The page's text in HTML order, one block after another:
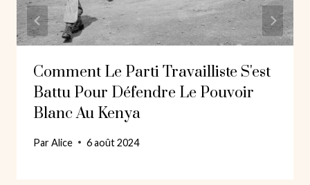
Comment Le Parti Travailliste S'est
Battu Pour Défendre Le Pouvoir
Blanc Au Kenya
ParAlice 6 août 2024